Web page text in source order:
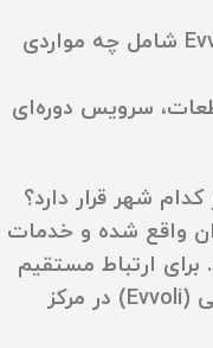
❓ خدمات پس از فروش ایوولی Evvoli شامل چه مواردی
سرویس دوره‌ای
واقع شده و خدمات
ارتباط مستقیم
با کارشناسان نمایندگی اصلی ایوولی (Evvoli) در مرکز